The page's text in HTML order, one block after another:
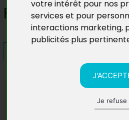
votre intérêt pour nos
services et pour
interactions marketing,
publicités plus
Je refuse
Forêt, neige et
A lire également